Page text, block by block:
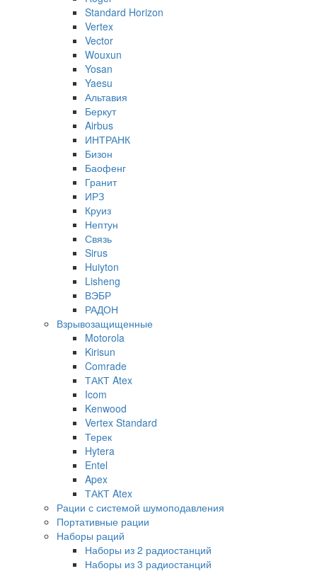
Standard Horizon
Vertex
Vector
Wouxun
Yosan
Yaesu
Альтавия
Беркут
Airbus
ИНТРАНК
Бизон
Баофенг
Гранит
ИРЗ
Круиз
Нептун
Связь
Sirus
Huiyton
Lisheng
ВЭБР
РАДОН
Взрывозащищенные
Motorola
Kirisun
Comrade
ТАКТ Atex
Icom
Kenwood
Vertex Standard
Терек
Hytera
Entel
Apex
ТАКТ Atex
Рации с системой шумоподавления
Портативные рации
Наборы раций
Наборы из 2 радиостанций
Наборы из 3 радиостанций